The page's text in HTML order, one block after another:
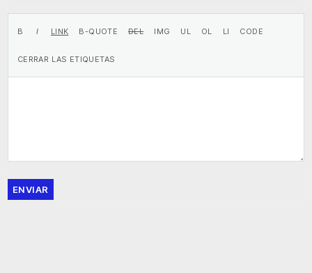
ENVIAR